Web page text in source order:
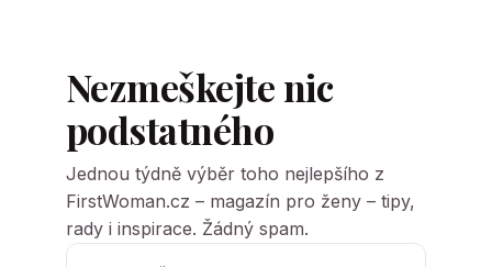
Nezmeškejte nic
podstatného
Jednou týdně výběr toho nejlepšího z
FirstWoman.cz – magazín pro ženy – tipy,
rady i inspirace. Žádný spam.